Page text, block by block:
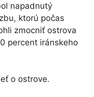
napadnutý
ktorú počas
zmocniť ostrova
percent iránskeho
o ostrove.